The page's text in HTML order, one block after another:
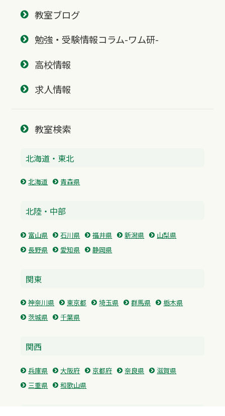
教室ブログ
勉強・受験情報コラム-ワム研-
高校情報
求人情報
教室検索
北海道・東北
北海道 青森県
北陸・中部
富山県 石川県 福井県 新潟県
山梨県
長野県
愛知県 静岡県
関東
神奈川県 東京都 埼玉県 群馬県
栃木県
茨城県
千葉県
関西
兵庫県 大阪府 京都府 奈良県
滋賀県
三重県
和歌山県